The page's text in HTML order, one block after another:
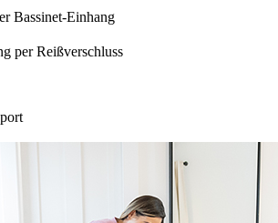
Bassinet-Einhang
per Reißverschluss